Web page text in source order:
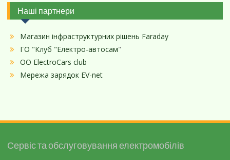
Наші партнери
Магазин інфраструктурних рішень Faraday
ГО "Клуб "Електро-автосам"
ОО ElectroCars club
Мережа зарядок EV-net
Сервіс та обслуговування електромобілів